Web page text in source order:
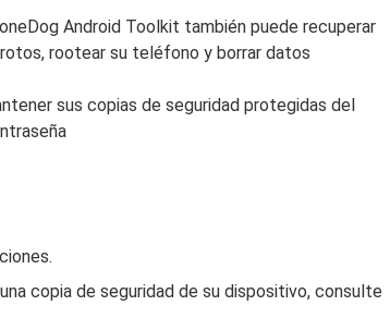
Android Toolkit también puede recuperar
rootear su teléfono y borrar datos
sus copias de seguridad protegidas del
copia de seguridad de su dispositivo, consulte